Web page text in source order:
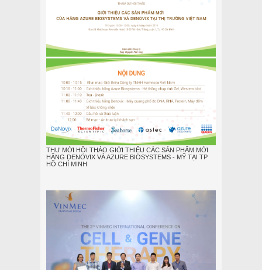
THƯ MỜI HỘI THẢO GIỚI THIỆU CÁC SẢN PHẨM MỚI
HÃNG DENOVIX VÀ AZURE BIOSYSTEMS - MỸ TẠI TP
HỒ CHÍ MINH